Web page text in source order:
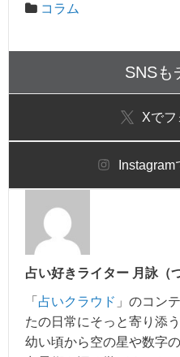
コラム
SNSも
Xでフ
Instagram
占い好きライター 月詠（
「 占いクラウド 」のコン
たの日常にそっと寄り添
幼い頃から空の星や数字